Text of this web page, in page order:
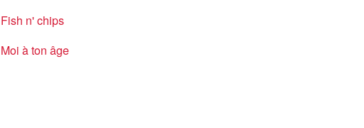
Fish n' chips
Moi à ton âge